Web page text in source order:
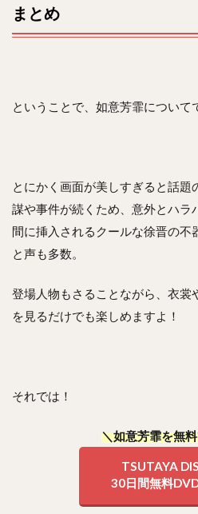
まとめ
ということで、如意芳霏について
とにかく画面が美しすぎると話
謀や事件が続くため、意外とハラ
間に挿入されるクールな徐晋の不
と声も多数。
登場人物もさることながら、衣裳
を見るだけでも楽しめますよ！
それでは！
＼如意芳霏を無
TSUTAYA
30日間無料